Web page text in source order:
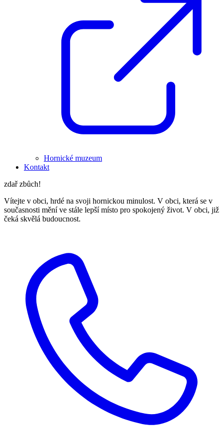
Hornické muzeum
Kontakt
zdař zbůch!
Vítejte v obci, hrdé na svoji hornickou minulost. V obci, která se v
současnosti mění ve stále lepší místo pro spokojený život. V obci, již
čeká skvělá budoucnost.